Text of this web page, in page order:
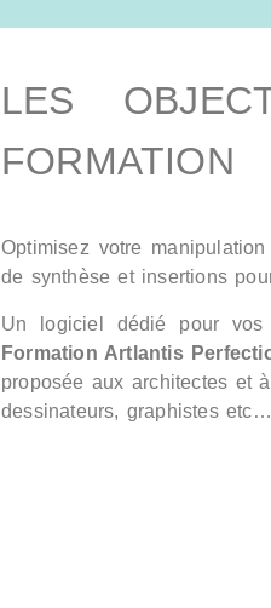
LES
FORMATION
Optimisez votre
de synthèse et insertions
Un logiciel dédié pour vos
Formation Artlantis
proposée aux architectes et
dessinateurs, graphistes etc…